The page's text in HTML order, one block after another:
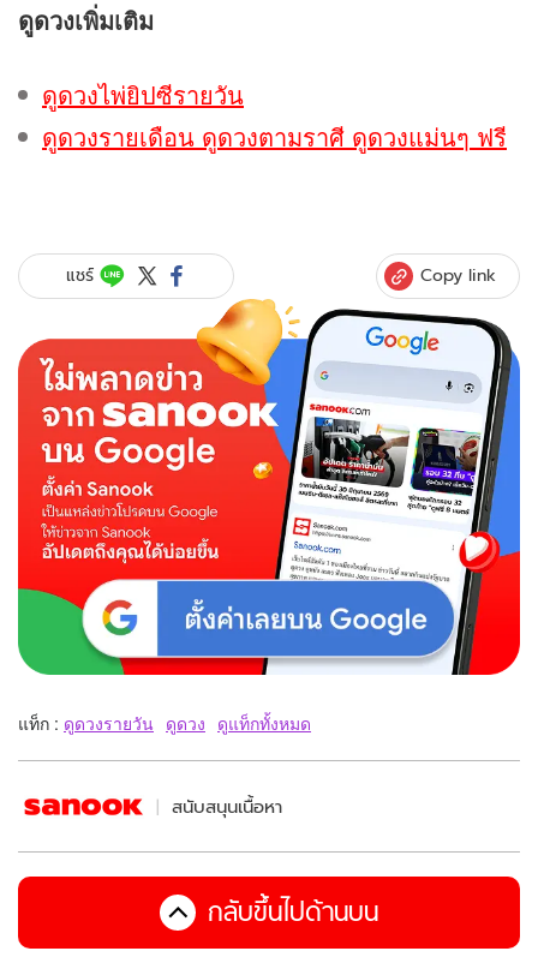
ดูดวงเพิ่มเติม
ดูดวงไพ่ยิปซีรายวัน
ดูดวงรายเดือน ดูดวงตามราศี ดูดวงแม่นๆ ฟรี
แชร์ Copy link
แท็ก : ดูดวงรายวัน ดูดวง ดูแท็กทั้งหมด
สนับสนุนเนื้อหา
กลับขึ้นไปด้านบน